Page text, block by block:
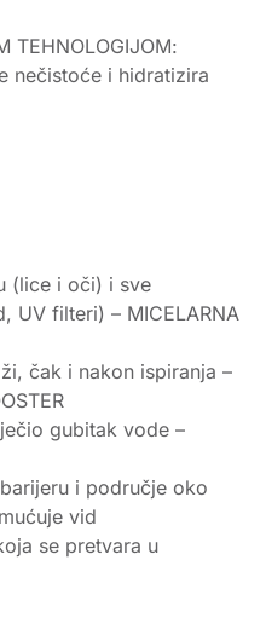
TEHNOLOGIJOM:
nečistoće i hidratizira
(lice i oči) i sve
UV filteri) – MICELARNA
čak i nakon ispiranja –
gubitak vode –
i područje oko
vid
se pretvara u